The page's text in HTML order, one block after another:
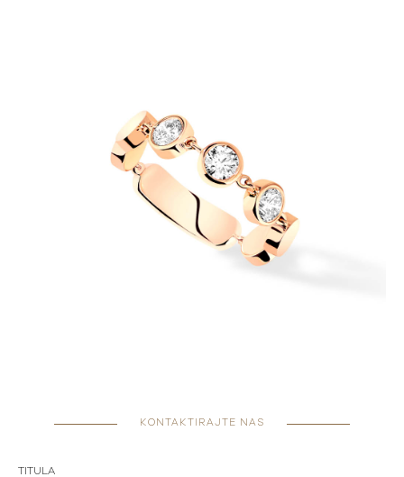
KONTAKTIRAJTE NAS
TITULA